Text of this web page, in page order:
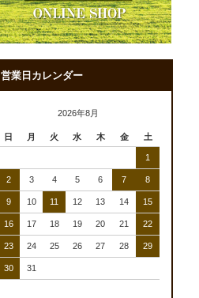
営業日カレンダー
2026年8月
日 月 火 水 木 金 土
1
2 3 4 5 6 7 8
9 10 11 12 13 14 15
16 17 18 19 20 21 22
23 24 25 26 27 28 29
30 31